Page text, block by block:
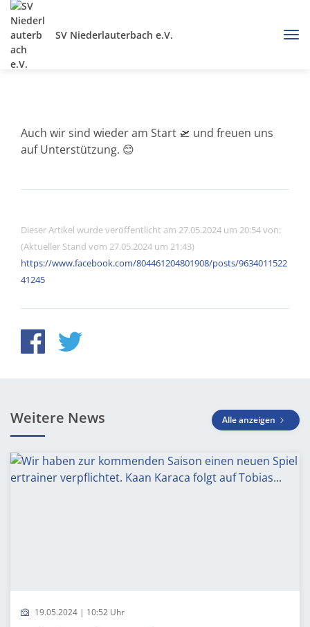
SV Niederlauterbach e.V.
Auch wir sind wieder am Start 🛫 und freuen uns
auf Unterstützung. 😊
Dieser Artikel wurde veröffentlicht am 27.05.2024 um 20:54 von:
(Aktueller Stand vom 27.05.2024 um 21:43)
https://www.facebook.com/804461204801908/posts/9634011522
41245
Weitere News Alle anzeigen
19.05.2024 | 10:52 Uhr